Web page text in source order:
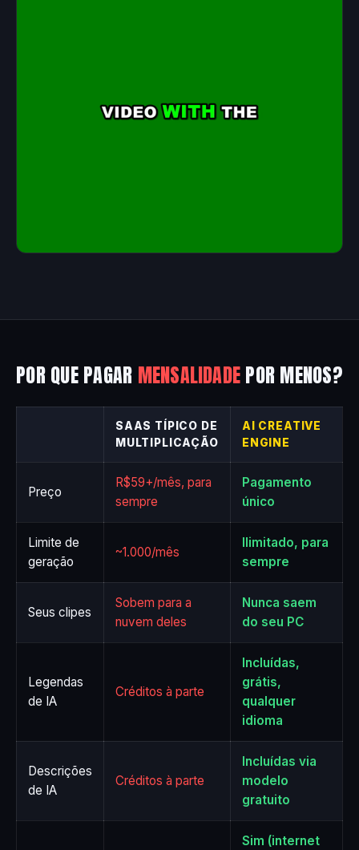
POR QUE PAGAR MENSALIDADEPOR MENOS?
SAAS TÍPICO DE
MULTIPLICAÇÃO
AI CREATIVE
ENGINE
Preço
R$59+/mês, para
sempre
Pagamento
único
Limite de
geração
~1.000/mês
Ilimitado, para
sempre
Seus clipes
Sobem para a
nuvem deles
Nunca saem
do seu PC
Legendas
de IA
Créditos à parte
Incluídas,
grátis,
qualquer
idioma
Descrições
de IA
Créditos à parte
Incluídas via
modelo
gratuito
Sim (internet